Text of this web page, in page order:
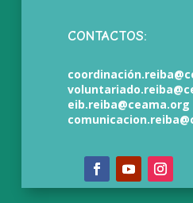
CONTACTOS:
eib.reiba@ceama.org